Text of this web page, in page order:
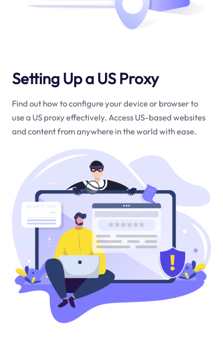
Setting Up a US Proxy
Find out how to configure your device or browser to
use a US proxy effectively. Access US-based websites
and content from anywhere in the world with ease.